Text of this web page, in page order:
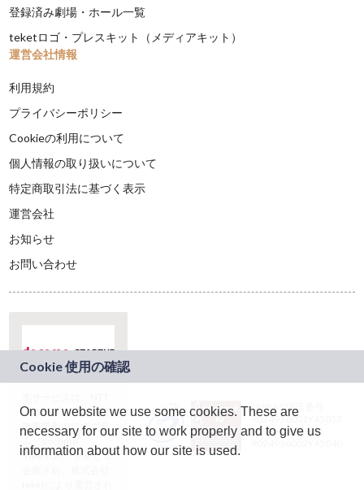
登録済み劇場・ホール一覧
teketロゴ・プレスキット（メディアキット）
運営会社情報
利用規約
プライバシーポリシー
Cookieの利用について
個人情報の取り扱いについて
特定商取引法に基づく表示
運営会社
お知らせ
お問い合わせ
ドコモグループの新
規事業創出プログラ
ム「docomo
STARTUP」を通じて
JASRAC許諾番号：
9024936001Y45037
JASRAC許諾番号：
On our website we use some cookies. These are
necessary for our site to work properly and to give us
information about how our site is used.